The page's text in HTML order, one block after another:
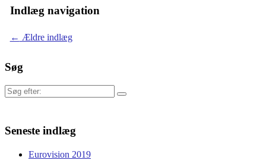
Indlæg navigation
← Ældre indlæg
Søg
Søg
Seneste indlæg
Eurovision 2019